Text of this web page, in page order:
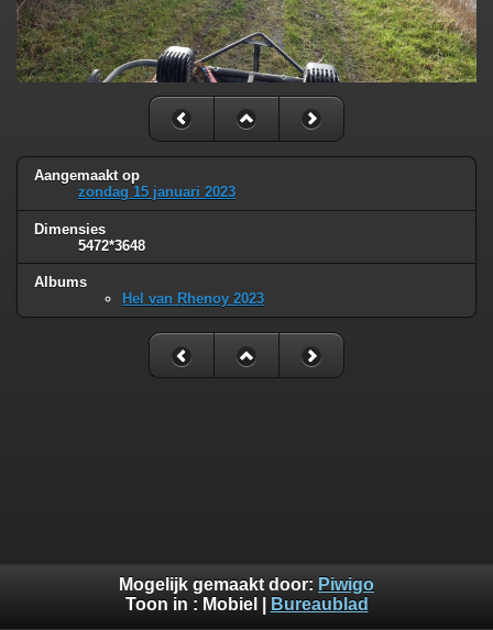
Aangemaakt op
zondag 15 januari 2023
Dimensies
5472*3648
Albums
Hel van Rhenoy 2023
Mogelijk gemaakt door: Piwigo
Toon in : Mobiel Bureaublad